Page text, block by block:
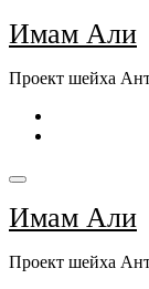
Перейти
к
Имам Али
Проект шейха
Имам Али
Проект шейха